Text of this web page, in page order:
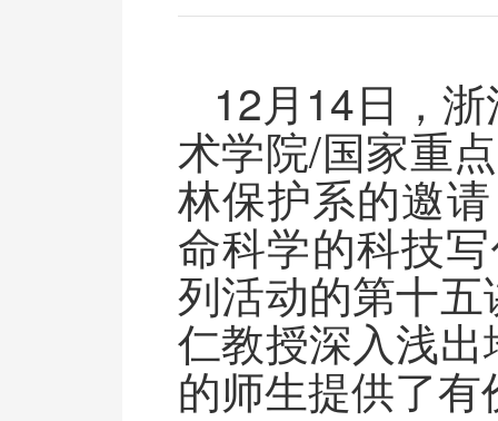
12月14日，
术学院/国家重
林保护系的邀
命科学的科技
列活动的第十
仁教授深入浅
的师生提供了